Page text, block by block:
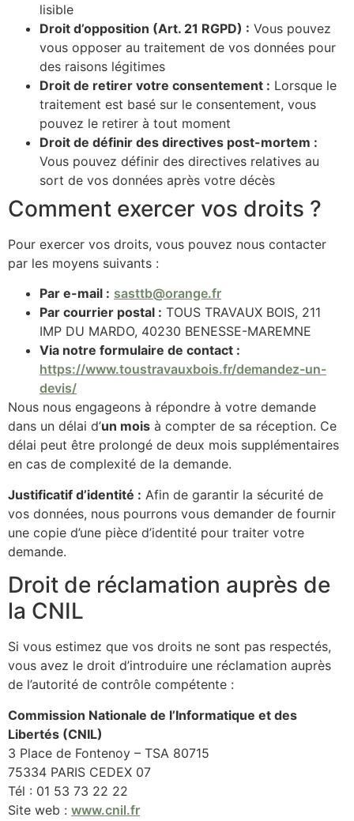
lisible
Droit d’opposition (Art. 21 RGPD) : Vous pouvez
vous opposer au traitement de vos données pour
des raisons légitimes
Droit de retirer votre consentement : Lorsque le
traitement est basé sur le consentement, vous
pouvez le retirer à tout moment
Droit de définir des directives post-mortem :
Vous pouvez définir des directives relatives au
sort de vos données après votre décès
Comment exercer vos droits ?
Pour exercer vos droits, vous pouvez nous contacter
par les moyens suivants :
Par e-mail : sasttb@orange.fr
Par courrier postal : TOUS TRAVAUX BOIS, 211
IMP DU MARDO, 40230 BENESSE-MAREMNE
Via notre formulaire de contact :
https://www.toustravauxbois.fr/demandez-un-
devis/
Nous nous engageons à répondre à votre demande
dans un délai d’un mois à compter de sa réception. Ce
délai peut être prolongé de deux mois supplémentaires
en cas de complexité de la demande.
Justificatif d’identité : Afin de garantir la sécurité de
vos données, nous pourrons vous demander de fournir
une copie d’une pièce d’identité pour traiter votre
demande.
Droit de réclamation auprès de
la CNIL
Si vous estimez que vos droits ne sont pas respectés,
vous avez le droit d’introduire une réclamation auprès
de l’autorité de contrôle compétente :
Commission Nationale de l’Informatique et des
Libertés (CNIL)
3 Place de Fontenoy – TSA 80715
75334 PARIS CEDEX 07
Tél : 01 53 73 22 22
Site web : www.cnil.fr